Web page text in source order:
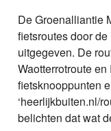
De Groenalliantie
fietsroutes door
uitgegeven. De
Waotterrotroute
fietsknooppunten
‘heerlijkbuiten.nl/
belichten dat wat